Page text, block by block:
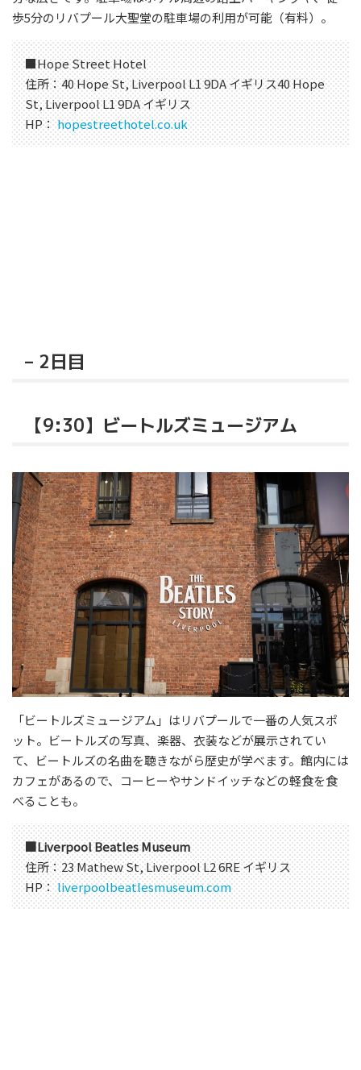
歩5分のリバプール大聖堂の駐車場の利用が可能（有料）。
■Hope Street Hotel
住所：40 Hope St, Liverpool L1 9DA イギリス40 Hope
St, Liverpool L1 9DA イギリス
HP：hopestreethotel.co.uk
– 2日目
【9:30】ビートルズミュージアム
「ビートルズミュージアム」はリバプールで一番の人気スポ
ット。ビートルズの写真、楽器、衣装などが展示されてい
て、ビートルズの名曲を聴きながら歴史が学べます。館内には
カフェがあるので、コーヒーやサンドイッチなどの軽食を食
べることも。
■Liverpool Beatles Museum
住所：23 Mathew St, Liverpool L2 6RE イギリス
HP：liverpoolbeatlesmuseum.com